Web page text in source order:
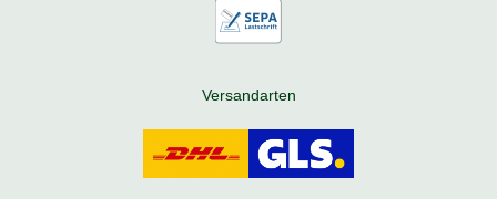
Versandarten